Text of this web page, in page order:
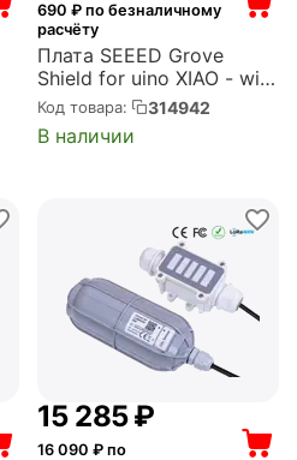
690 ₽ по безналичному
расчёту
Плата SEEED Grove
Shield for uino XIAO - with
embedded battery
management chip
(103020312)
Код товара: 314942
В наличии
15 285₽
16 090 ₽ по